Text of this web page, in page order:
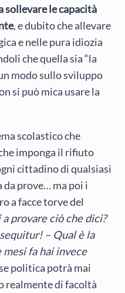
sollevare le capacità
, e dubito che allevare
e nelle pura idiozia
che quella sia “la
modo sullo sviluppo
si può mica usare la
scolastico che
imponga il rifiuto
cittadino di qualsiasi
prove… ma poi i
a facce torve del
a provare ciò che dici?
– Qual è la
fa hai invece
politica potrà mai
realmente di facoltà